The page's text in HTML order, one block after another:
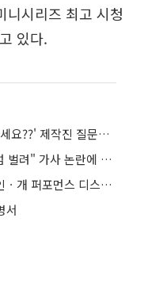
니시리즈 최고 시청
있다.
'쇼미더머니4' 블랙넛, "진짜 일베하세요??' 제작진 질문에 "음악으로 말하겠다"
'쇼미더머니4' 송민호 "산부인과처럼 벌려" 가사 논란에 "눈치 보게 되더라" 심경 고백…태양과 송민호 '겁' 결승 진출
'쇼미더머니4' 송민호, 블랙넛 죽부인ㆍ개 퍼포먼스 디스에 굴욕 "싸우자는 건가"
서